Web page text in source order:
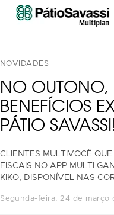
NOVIDADES
NO OUTONO,
BENEFÍCIOS
PÁTIO
CLIENTES MULTIVOCÊ
FISCAIS NO APP MULTI
KIKO, DISPONÍVEL NAS
segunda-feira, 24 de março